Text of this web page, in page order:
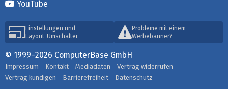
YouTube
Einstellungen und
Layout-Umschalter
Probleme mit einem
Werbebanner?
© 1999–2026 ComputerBase GmbH
Impressum Kontakt Mediadaten
Vertrag widerrufen
Vertrag kündigen
Barrierefreiheit Datenschutz